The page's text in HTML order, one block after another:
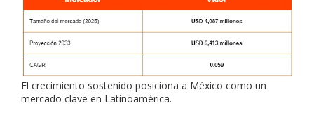
El crecimiento sostenido posiciona a México como un
mercado clave en Latinoamérica.